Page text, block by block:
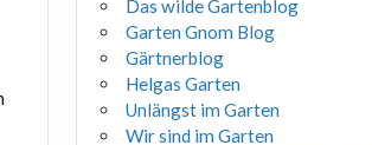
Das wilde Gartenblog
Garten Gnom Blog
Gärtnerblog
Helgas Garten
Unlängst im Garten
Wir sind im Garten